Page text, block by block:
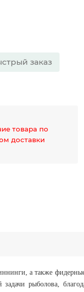
заказ
товара по
доставки
а также
рыболова,